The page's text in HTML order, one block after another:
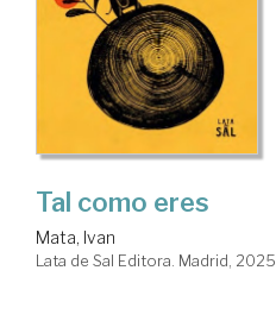
Tal como eres
Mata, Ivan
Lata de Sal Editora. Madrid, 2025